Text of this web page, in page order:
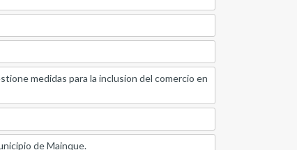
medidas para la inclusion del comercio en
de Mainque.